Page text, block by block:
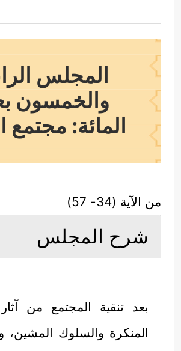
المجلس
والخمسون
المائة: مجتمع
من الآية (34- 57)
شرح المجلس
بعد تنقية المجتمع من
المنكرة والسلوك المشين،